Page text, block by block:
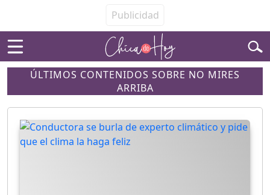
ÚLTIMOS CONTENIDOS SOBRE NO MIRES
ARRIBA